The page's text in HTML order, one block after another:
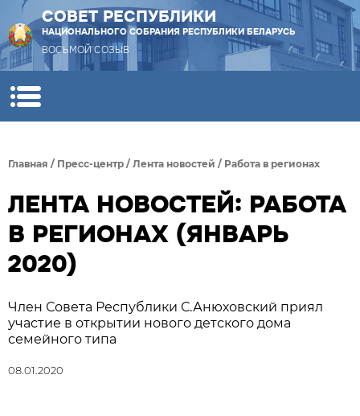
СОВЕТ РЕСПУБЛИКИ
НАЦИОНАЛЬНОГО СОБРАНИЯ РЕСПУБЛИКИ БЕЛАРУСЬ
ВОСЬМОЙ СОЗЫВ
Главная / Пресс-центр / Лента новостей / Работа в регионах
ЛЕНТА НОВОСТЕЙ: РАБОТА
В РЕГИОНАХ (ЯНВАРЬ
2020)
Член Совета Республики С.Анюховский приял
участие в открытии нового детского дома
семейного типа
08.01.2020